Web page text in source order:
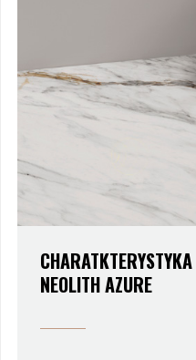
NEOLITH AZURE